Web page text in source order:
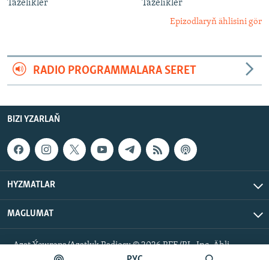
Täzelikler Täzelikler
Epizodlaryň ählisini gör
RADIO PROGRAMMALARA SERET
BIZI YZARLAŇ
HYZMATLAR
MAGLUMAT
Azat Ýewropa/Azatlyk Radiosy © 2026 RFE/RL, Inc. Ähli
hukuklar goralan.